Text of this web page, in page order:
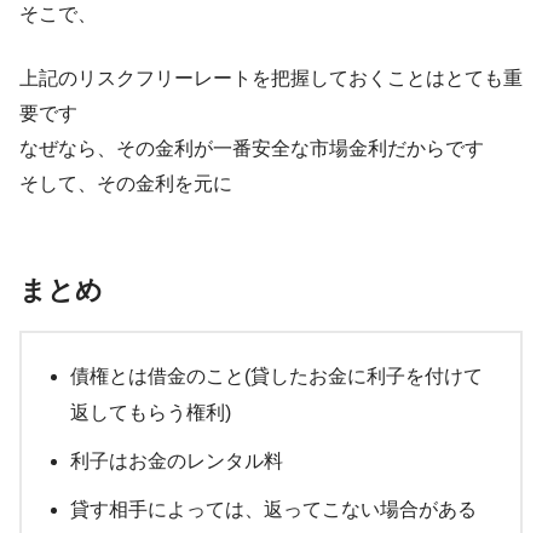
そこで、
上記のリスクフリーレートを把握しておくことはとても重
要です
なぜなら、その金利が一番安全な市場金利だからです
そして、その金利を元に
まとめ
債権とは借金のこと(貸したお金に利子を付けて
返してもらう権利)
利子はお金のレンタル料
貸す相手によっては、返ってこない場合がある